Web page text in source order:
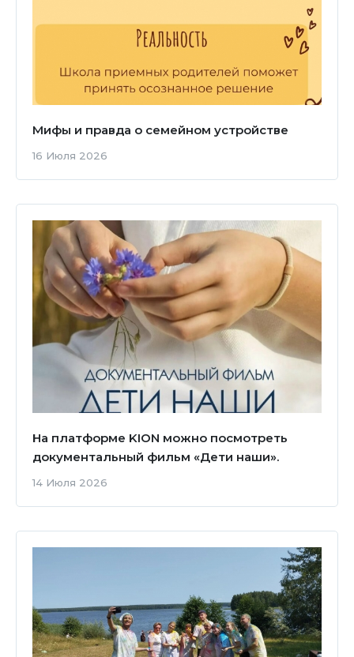
Мифы и правда о семейном устройстве
16 Июля 2026
На платформе KION можно посмотреть
документальный фильм «Дети наши».
14 Июля 2026